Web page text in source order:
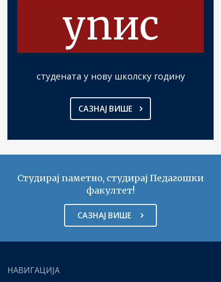
упис
студената у нову школску годину
САЗНАЈ ВИШЕ
Студирај паметно, студирај Педагошки
факултет!
САЗНАЈ ВИШЕ
НАВИГАЦИЈА